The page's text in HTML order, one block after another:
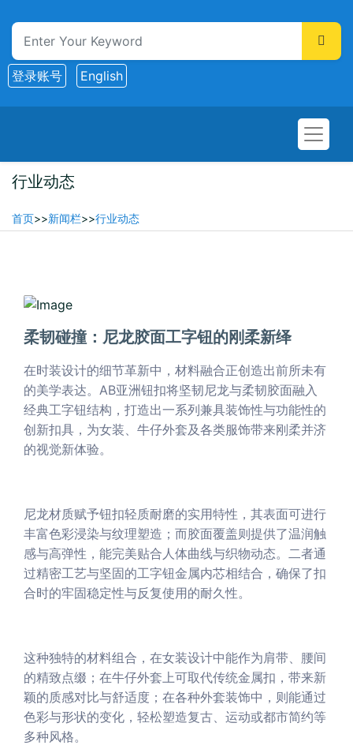
登录账号 English
行业动态
首页>>新闻栏>>行业动态
2025-12-21
柔韧碰撞：尼龙胶面工字钮的刚柔新绎
在时装设计的细节革新中，材料融合正创造出前所未有
的美学表达。AB亚洲钮扣将坚韧尼龙与柔韧胶面融入
经典工字钮结构，打造出一系列兼具装饰性与功能性的
创新扣具，为女装、牛仔外套及各类服饰带来刚柔并济
的视觉新体验。
尼龙材质赋予钮扣轻质耐磨的实用特性，其表面可进行
丰富色彩浸染与纹理塑造；而胶面覆盖则提供了温润触
感与高弹性，能完美贴合人体曲线与织物动态。二者通
过精密工艺与坚固的工字钮金属内芯相结合，确保了扣
合时的牢固稳定性与反复使用的耐久性。
这种独特的材料组合，在女装设计中能作为肩带、腰间
的精致点缀；在牛仔外套上可取代传统金属扣，带来新
颖的质感对比与舒适度；在各种外套装饰中，则能通过
色彩与形状的变化，轻松塑造复古、运动或都市简约等
多种风格。